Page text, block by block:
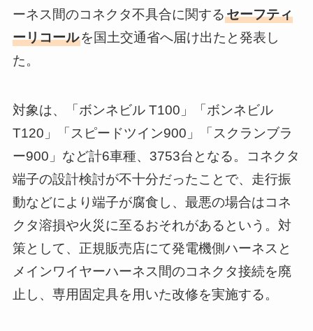
ーネス間のコネクタ不具合に関するセーフティ
ーリコールを国土交通省へ届け出たと発表し
た。
対象は、「ボンネビル T100」「ボンネビル
T120」「スピードツイン900」「スクランブラ
ー900」など計6車種、3753台となる。コネクタ
端子の設計検討が不十分だったことで、走行振
動などにより端子が腐食し、最悪の場合はコネ
クタ溶損や火災に至るおそれがあるという。対
策として、正規販売店にて発電機側ハーネスと
メインワイヤーハーネス間のコネクタ接続を廃
止し、専用固定具を用いた改修を実施する。